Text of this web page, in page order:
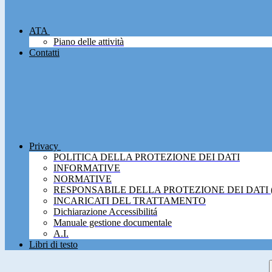
ATA
Piano delle attività
Contatti
Privacy
POLITICA DELLA PROTEZIONE DEI DATI
INFORMATIVE
NORMATIVE
RESPONSABILE DELLA PROTEZIONE DEI DATI
INCARICATI DEL TRATTAMENTO
Dichiarazione Accessibilitá
Manuale gestione documentale
A.I.
Libri di testo